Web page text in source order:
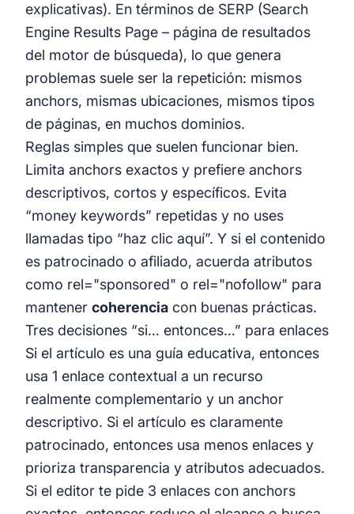
explicativas). En términos de SERP (Search
Engine Results Page – página de resultados
del motor de búsqueda), lo que genera
problemas suele ser la repetición: mismos
anchors, mismas ubicaciones, mismos tipos
de páginas, en muchos dominios.
Reglas simples que suelen funcionar bien.
Limita anchors exactos y prefiere anchors
descriptivos, cortos y específicos. Evita
“money keywords” repetidas y no uses
llamadas tipo “haz clic aquí”. Y si el contenido
es patrocinado o afiliado, acuerda atributos
como rel="sponsored" o rel="nofollow" para
mantener coherencia con buenas prácticas.
Tres decisiones “si… entonces…” para enlaces
Si el artículo es una guía educativa, entonces
usa 1 enlace contextual a un recurso
realmente complementario y un anchor
descriptivo. Si el artículo es claramente
patrocinado, entonces usa menos enlaces y
prioriza transparencia y atributos adecuados.
Si el editor te pide 3 enlaces con anchors